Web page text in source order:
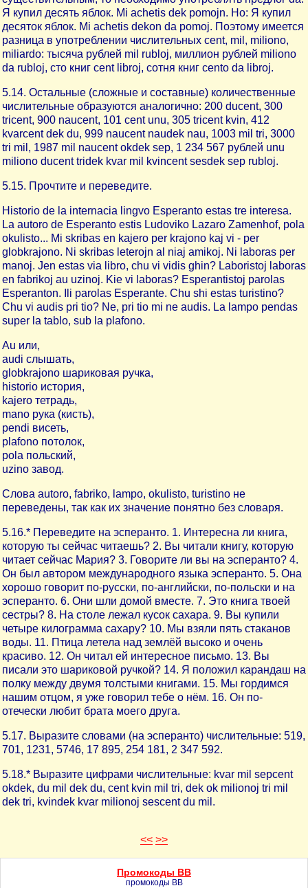
Я купил десять яблок. Mi achetis dek pomojn. Но: Я купил
десяток яблок. Mi achetis dekon da pomoj. Поэтому имеется
разница в употреблении числительных cent, mil, miliono,
miliardo: тысяча рублей mil rubloj, миллион рублей miliono
da rubloj, сто книг cent libroj, сотня книг cento da libroj.
5.14. Остальные (сложные и составные) количественные
числительные образуются аналогично: 200 ducent, 300
tricent, 900 naucent, 101 cent unu, 305 tricent kvin, 412
kvarcent dek du, 999 naucent naudek nau, 1003 mil tri, 3000
tri mil, 1987 mil naucent okdek sep, 1 234 567 рублей unu
miliono ducent tridek kvar mil kvincent sesdek sep rubloj.
5.15. Прочтите и переведите.
Historio de la internacia lingvo Esperanto estas tre interesa.
La autoro de Esperanto estis Ludoviko Lazaro Zamenhof, pola
okulisto... Mi skribas en kajero per krajono kaj vi - per
globkrajono. Ni skribas leterojn al niaj amikoj. Ni laboras per
manoj. Jen estas via libro, chu vi vidis ghin? Laboristoj laboras
en fabrikoj au uzinoj. Kie vi laboras? Esperantistoj parolas
Esperanton. Ili parolas Esperante. Chu shi estas turistino?
Chu vi audis pri tio? Ne, pri tio mi ne audis. La lampo pendas
super la tablo, sub la plafono.
Au или,
audi слышать,
globkrajono шариковая ручка,
historio история,
kajero тетрадь,
mano рука (кисть),
pendi висеть,
plafono потолок,
pola польский,
uzino завод.
Слова autoro, fabriko, lampo, okulisto, turistino не
переведены, так как их значение понятно без словаря.
5.16.* Переведите на эсперанто. 1. Интересна ли книга,
которую ты сейчас читаешь? 2. Вы читали книгу, которую
читает сейчас Мария? 3. Говорите ли вы на эсперанто? 4.
Он был автором международного языка эсперанто. 5. Она
хорошо говорит по-русски, по-английски, по-польски и на
эсперанто. 6. Они шли домой вместе. 7. Это книга твоей
сестры? 8. На столе лежал кусок сахара. 9. Вы купили
четыре килограмма сахару? 10. Мы взяли пять стаканов
воды. 11. Птица летела над землёй высоко и очень
красиво. 12. Он читал ей интересное письмо. 13. Вы
писали это шариковой ручкой? 14. Я положил карандаш на
полку между двумя толстыми книгами. 15. Мы гордимся
нашим отцом, я уже говорил тебе о нём. 16. Он по-
отечески любит брата моего друга.
5.17. Выразите словами (на эсперанто) числительные: 519,
701, 1231, 5746, 17 895, 254 181, 2 347 592.
5.18.* Выразите цифрами числительные: kvar mil sepcent
okdek, du mil dek du, cent kvin mil tri, dek ok milionoj tri mil
dek tri, kvindek kvar milionoj sescent du mil.
<< >>
Промокоды BB
промокоды BB